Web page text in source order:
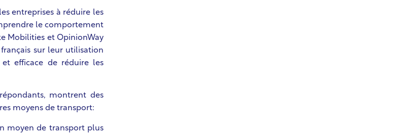
entreprises à réduire les
le comportement
Mobilities et OpinionWay
français sur leur utilisation
efficace de réduire les
montrent des
moyens de transport:
moyen de transport plus